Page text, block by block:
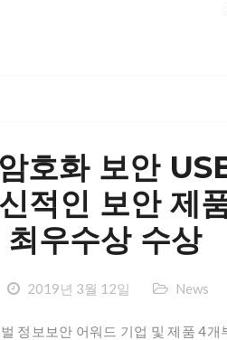
호화 보안
적인 보안 제
우수상 수상
2019년 3월 12일 News
정보보안 어워드 기업 및 제품 4개